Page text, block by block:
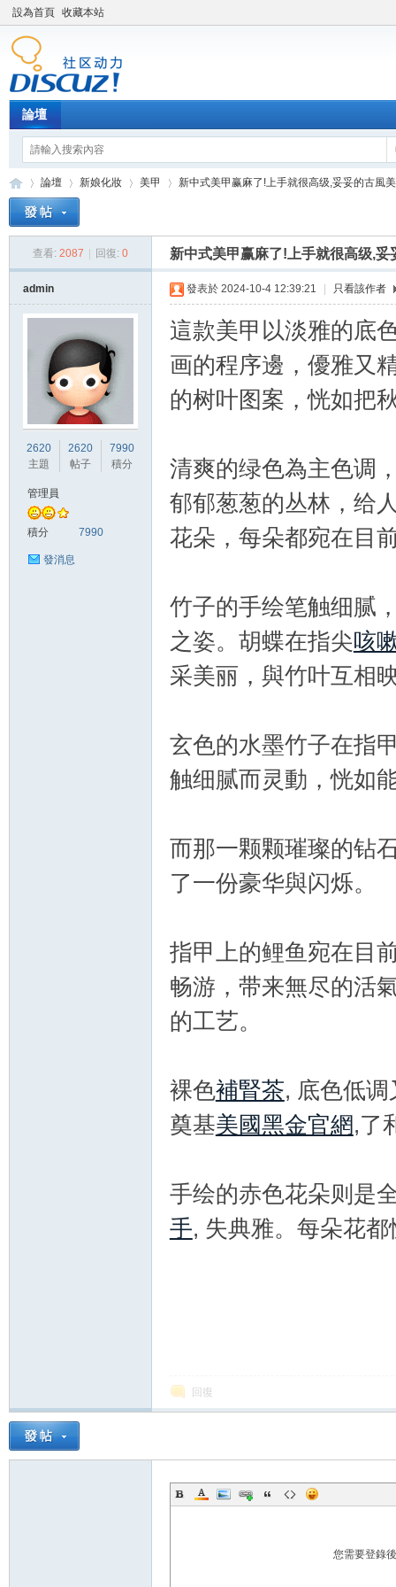
設為首頁 收藏本站
論壇
論壇
›
新娘化妝
›
美甲 新中式美甲赢麻了!上手就很高级,妥妥的古風
查看: 2087 回復: 0 新中式美甲赢麻了!上手就很高级,妥
admin
2620
主題
2620
帖子
7990
積分
管理員
積分 7990
發消息
發表於 2024-10-4 12:39:21 只看該作者
這款美甲以淡雅的底
画的程序邊，優雅又
的树叶图案，恍如把
清爽的绿色為主色调
郁郁葱葱的丛林，给
花朵，每朵都宛在目
竹子的手绘笔触细腻
之姿。胡蝶在指尖咳
采美丽，與竹叶互相
玄色的水墨竹子在指
触细腻而灵動，恍如
而那一颗颗璀璨的钻
了一份豪华與闪烁。
指甲上的鲤鱼宛在目
畅游，带来無尽的活
的工艺。
裸色補腎茶, 底色低
奠基美國黑金官網,了
手绘的赤色花朵则是
手, 失典雅。每朵花
回復
您需要登錄